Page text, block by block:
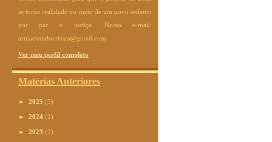
se torne realidade no meio de um povo sedento
por paz e justiça. Nosso e-mail:
armaduradocristao@gmail.com
Ver meu perfil completo
Matérias Anteriores
► 2025 (5)
► 2024 (1)
► 2023 (2)